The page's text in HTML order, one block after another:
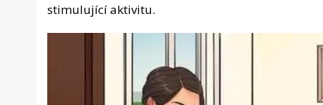
stimulující aktivitu.